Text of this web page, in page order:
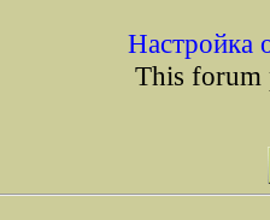
Настройка
This